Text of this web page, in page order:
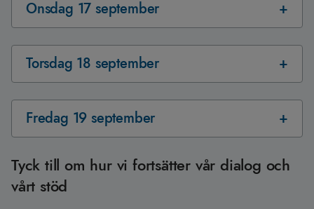
Onsdag 17 september
Torsdag 18 september
Fredag 19 september
Tyck till om hur vi fortsätter vår dialog och
vårt stöd